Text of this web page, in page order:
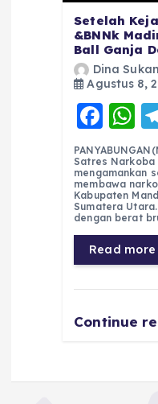
Setelah
&BNNk
Ball Ganja
Dina
Agustus 8,
F
a
c
e
b
o
o
k
h
a
ts
A
p
p
Satres Narkoba
mengamankan
membawa
Kabupaten
Sumatera
dengan berat
Read more
Continue